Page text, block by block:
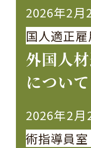
2026年2月
国人適正
外国人
について
2026年2月
術指導員